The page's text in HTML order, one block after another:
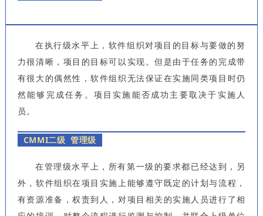
在执行级水平上，软件组织对项目的目标与要做的努
力很清晰，项目的目标可以实现。但是由于任务的完成带
有很大的偶然性，软件组织无法保证在实施同类项目时仍
然能够完成任务。项目实施能否成功主要取决于实施人
员。
CMMI二级 管理级
在管理级水平上，所有第一级的要求都已经达到，另
外，软件组织在项目实施上能够遵守既定的计划与流程，
有资源准备，权责到人，对项目相关的实施人员进行了相